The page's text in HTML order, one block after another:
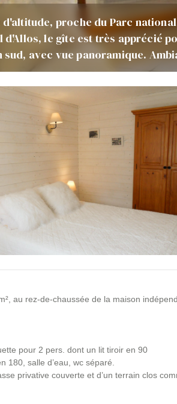
d'altitude, proche du Parc
d'Allos, le gîte est très apprécié
avec vue panoramique.
au rez-de-chaussée de la maison
pour 2 pers. dont un lit tiroir en 90
180, salle d’eau, wc séparé.
privative couverte et d’un terrain clos